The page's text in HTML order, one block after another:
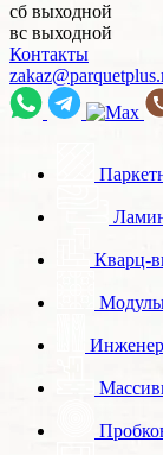
сб выходной
вс выходной
Контакты
Кварц-